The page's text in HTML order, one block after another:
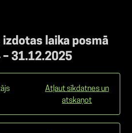
izdotas laika posmā
31.12.2025
Atļaut sīkdatnes un
atskaņot